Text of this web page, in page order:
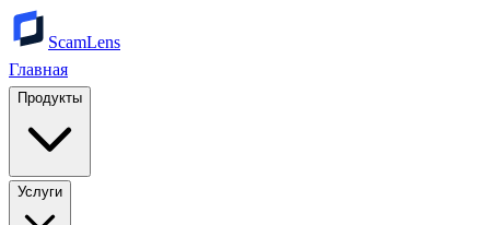
ScamLens
Главная
Продукты
Услуги